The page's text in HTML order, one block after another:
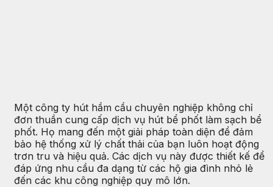
Một công ty hút hầm cầu chuyên nghiệp không chỉ
đơn thuần cung cấp dịch vụ hút bể phốt làm sạch bể
phốt. Họ mang đến một giải pháp toàn diện để đảm
bảo hệ thống xử lý chất thải của bạn luôn hoạt động
trơn tru và hiệu quả. Các dịch vụ này được thiết kế để
đáp ứng nhu cầu đa dạng từ các hộ gia đình nhỏ lẻ
đến các khu công nghiệp quy mô lớn.